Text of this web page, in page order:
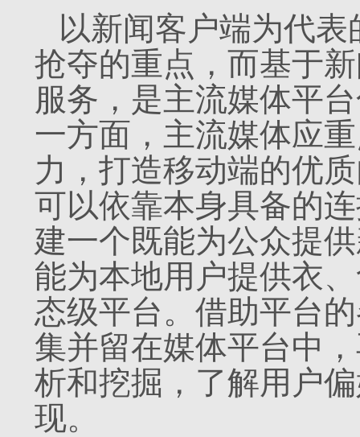
以新闻客户端为代
抢夺的重点，而基于
服务，是主流媒体平
一方面，主流媒体应重
力，打造移动端的优
可以依靠本身具备的
建一个既能为公众提
能为本地用户提供衣
态级平台。借助平台
集并留在媒体平台中
析和挖掘，了解用户
现。